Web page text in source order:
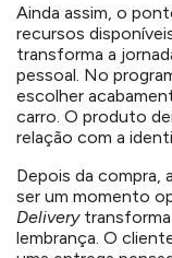
Ainda assim, o
recursos
transforma a
pessoal. No
escolher
carro. O produto
relação com a
Depois da compra,
ser um momento
Deliverytransforma
lembrança. O